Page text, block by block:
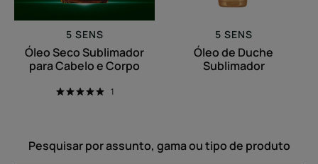
5 SENS
Óleo Seco Sublimador
para Cabelo e Corpo
1
5 SENS
Óleo de Duche
Sublimador
Pesquisar por assunto, gama ou tipo de produto